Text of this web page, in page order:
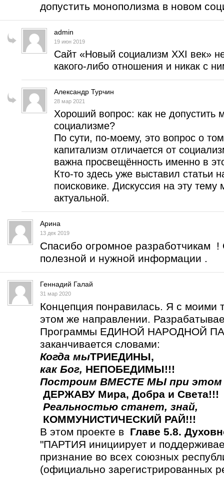
допустить монополизма в новом
admin
19 июн 2019
Сайт «Новый социализм XXI век»
какого-либо отношения и никак с
Александр Турчин
28 мар 2021
Хороший вопрос: как не допустить
социализме?
По сути, по-моему, это вопрос о
капитализм отличается от
важна просвещённость именно в
Кто-то здесь уже выставил статьи
поисковике. Дискуссия на эту тему
актуальной.
Арина
13 дек 2019
Спасибо огромное разработчикам
полезной и нужной информации .
Геннадий Галай
31 мар 2020
Концепция понравилась. Я с моими
этом же направлении.
Программы ЕДИНОЙ НАРОДНОЙ
заканчивается словами:
Когда мыТРИЕДИНЫ,
как Бог, НЕПОБЕДИМЫ!!!
Построим ВМЕСТЕ МЫ при этом
ДЕРЖАВУ Мира, Добра и Света!!!
Реальностью станет, знай,
КОММУНИСТИЧЕСКИЙ РАЙ!!!
В этом проекте в Главе 5.8.
"ПАРТИЯ инициирует и
признание во всех союзных
(официально зарегистрированных